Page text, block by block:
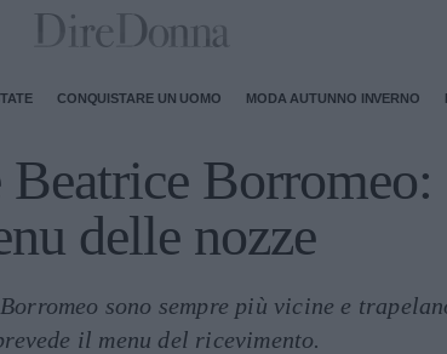
CONQUISTARE UN UOMO MODA AUTUNNO INVERNO
Beatrice
delle nozze
sono sempre più vicine e
il menu del ricevimento.